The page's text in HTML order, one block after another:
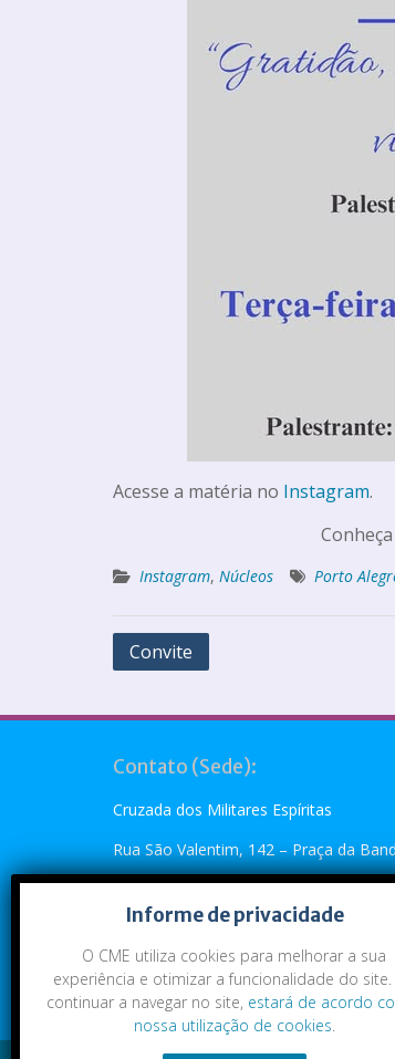
Acesse a matéria no Instagram.
Instagram, Núcleos Porto
Convite
Contato (Sede):
Cruzada dos Militares Espíritas
Rua São Valentim, 142 – Praça da
Rio de Janeiro, RJ – CEP: 20.260-110
Telefone: (21) 2273-4896 ou (21) 2273-
Emai:cme@cme.org.br
Informe de privacidade
O CME utiliza cookies para melhorar a sua
experiência e otimizar a funcionalidade do site.
continuar a navegar no site, estará de acordo
nossa utilização de cookies.